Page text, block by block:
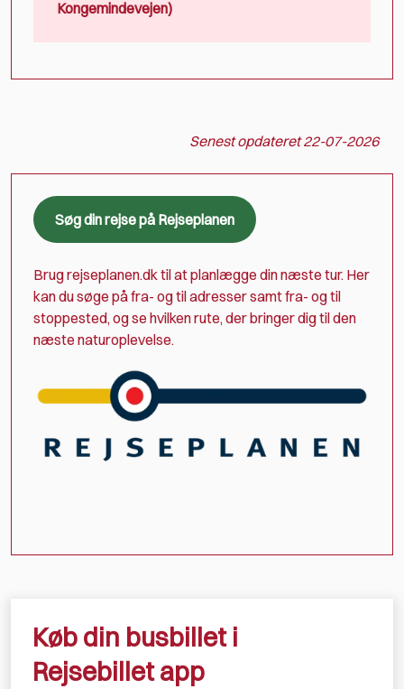
Kongemindevejen)
Senest opdateret22-07-2026
Søg din rejse på Rejseplanen
Brug rejseplanen.dk til at planlægge din næste tur. Her
kan du søge på fra- og til adresser samt fra- og til
stoppested, og se hvilken rute, der bringer dig til den
næste naturoplevelse.
Køb din busbillet i
Rejsebillet app